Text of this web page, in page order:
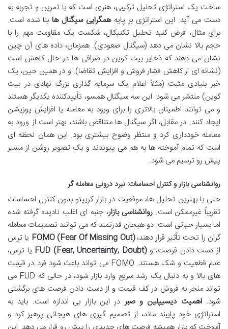
ساخت یک استراتژی تحلیل ترکیبی، هنری است که با تمرین و تجربه به
دست می آید. این استراتژی بر پایههمگرایی سیگنال ها بنا شده است.
برای مثال، فرض کنید تحلیل تکنیکال، شکست یک مقاومت مهم را با
حجم بالا نشان می دهد (سیگنال صعودی). همزمان، داده های آن چین
نشان می دهند که ذخایر بیت کوین در صرافی ها در حال کاهش است
(نشانه ای از کاهش فشار فروش و افزایش تقاضا). و در همین حین، یک
خبر بنیادی مثبت (مثلاً اعلام یک سرمایه گذاری بزرگ نهادی در بیت
کوین) منتشر می شود. این سه سیگنال همسو، تأییدکننده یکدیگر هستند
و می توانند اطمینان بالاتری را برای ورود به معامله یا افزایش پوزیشن
ایجاد کنند. در مقابل، اگر سیگنال ها متناقض باشند، بهتر است از ورود به
معامله خودداری کرد و منتظر وضوح بیشتری بود. این همان لحظه ای
است که تمام آموخته ها به هم می پیوندند و یک تصویر روشن از مسیر
پیش رو ترسیم می شود.
روانشناسی بازار و کنترل احساسات: نبرد درونی معامله گر
حتی با بهترین تحلیل ها، موفقیت در بازار کریپتو بدون کنترل احساسات
تقریباً غیرممکن است. روانشناسی بازار، جنبه ای اغلب نادیده گرفته شده
اما بسیار حیاتی است. دو هیجان قدرتمند که می توانند تصمیمات معامله
گران را تحت تأثیر قرار دهند،FOMO (Fear Of Missing Out) یا ترس
از دست دادن فرصت، وFUD (Fear, Uncertainty, Doubt) یا ترس،
عدم قطعیت و شک هستند. FOMO می تواند باعث شود فرد در قیمت
های بالا و به دنبال یک رشد سریع وارد بازار شود، در حالی که FUD می
تواند منجر به فروش در کف قیمت و از دست دادن فرصت های برگشتی
شود.اهمیت دیسیپلین و صبر در این بازار بی اندازه است. باید به
استراتژی خود پایبند ماند، از تصمیم گیری های هیجانی پرهیز کرد و